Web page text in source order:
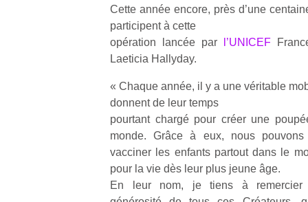
Cette année encore, près d’une
participent à cette
opération lancée par
l’UNICEF
Laeticia Hallyday.
« Chaque année, il y a une véritable
donnent de leur temps
pourtant chargé pour créer une
monde. Grâce à eux, nous
vacciner les enfants partout dans le
pour la vie dès leur plus jeune âge.
En leur nom, je tiens à remercier